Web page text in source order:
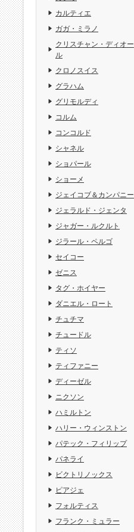
カルティエ
ガガ・ミラノ
クリスチャン・ディオー
ル
クロノスイス
グラハム
グリモルディ
コルム
コンコルド
シャネル
ショパール
ショーメ
ジェイコブ＆カンパニー
ジェラルド・ジェンタ
ジャガー・ルクルト
ジラール・ペルゴ
セイコー
ゼニス
タグ・ホイヤー
ダニエル・ロート
チュチマ
チュードル
ティソ
ティファニー
ディーゼル
ニクソン
ハミルトン
ハリー・ウィンストン
パテック・フィリップ
パネライ
ビクトリノックス
ピアジェ
フォルティス
フランク・ミュラー